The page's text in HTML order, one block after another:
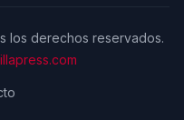
los derechos reservados.